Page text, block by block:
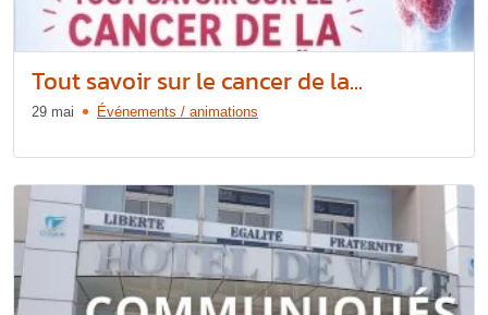
Tout savoir sur le cancer de la...
29 mai Événements / animations